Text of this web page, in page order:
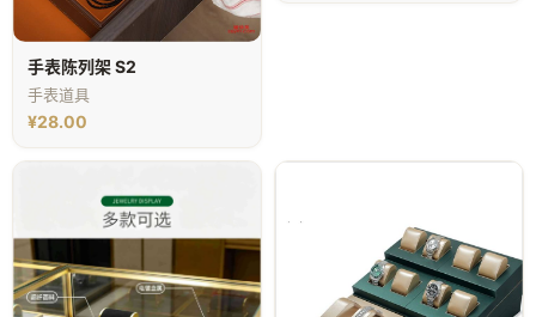
手表陈列架 S2
手表道具
¥28.00